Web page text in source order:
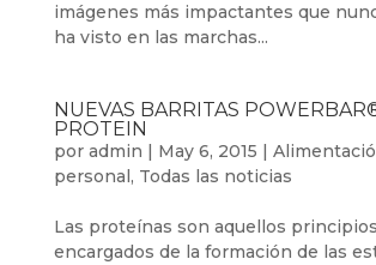
imágenes más impactantes que
ha visto en las marchas...
NUEVAS BARRITAS
PROTEIN
por admin | May 6, 2015 |
personal, Todas las noticias
Las proteínas son aquellos
encargados de la formación de las